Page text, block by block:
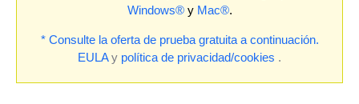
Windows®y Mac®.
* Consulte la oferta de prueba gratuita a continuación.
EULAy política de privacidad/cookies .